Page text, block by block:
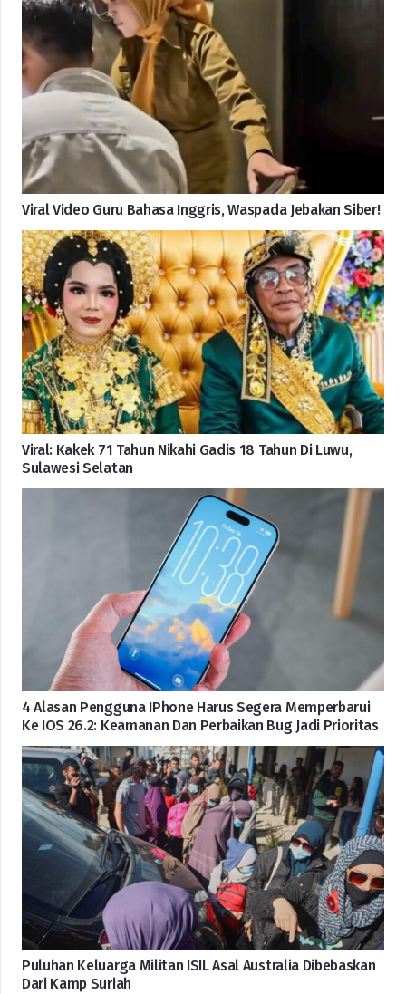
Viral Video Guru Bahasa Inggris, Waspada Jebakan Siber!
Viral: Kakek 71 Tahun Nikahi Gadis 18 Tahun Di Luwu,
Sulawesi Selatan
4 Alasan Pengguna IPhone Harus Segera Memperbarui
Ke IOS 26.2: Keamanan Dan Perbaikan Bug Jadi Prioritas
Puluhan Keluarga Militan ISIL Asal Australia Dibebaskan
Dari Kamp Suriah